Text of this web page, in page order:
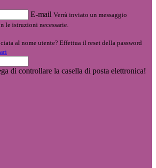
E-mail Verrà inviato un messaggio
le istruzioni necessarie.
al nome utente? Effettua il reset della password
di controllare la casella di posta elettronica!